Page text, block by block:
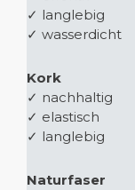
✓ langlebig
✓ wasserdicht
Kork
✓ nachhaltig
✓ elastisch
✓ langlebig
Naturfaser